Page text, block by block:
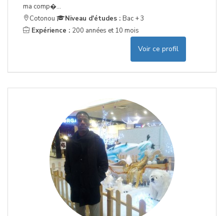
ma comp�...
Cotonou
Niveau d'études : Bac + 3
Expérience : 200 années et 10 mois
Voir ce profil